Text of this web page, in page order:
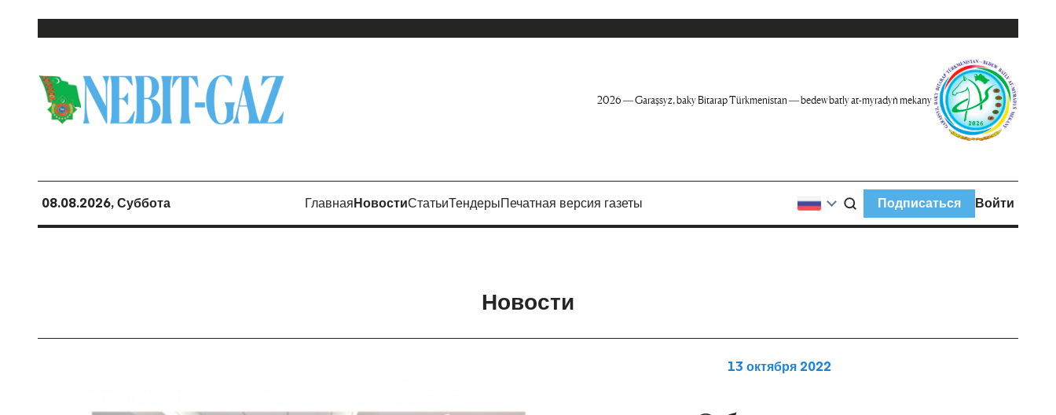
2026 — Garaşsyz, baky Bitarap Türkmenistan — bedew batly at-myradyň mekany
08.08.2026, Суббота ГлавнаяНовостиСтатьиТендерыПечатная версия газеты Подписаться Войти
Новости
13 октября 2022